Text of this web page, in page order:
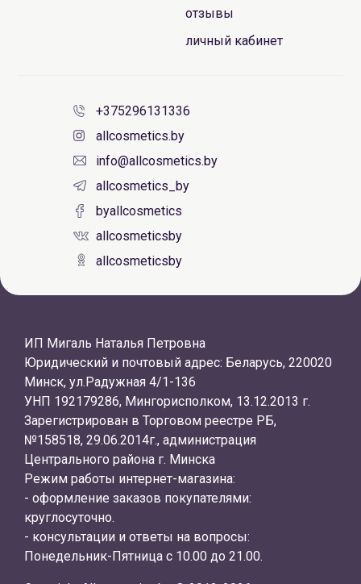
отзывы
личный кабинет
+375296131336
allcosmetics.by
info@allcosmetics.by
allcosmetics_by
byallcosmetics
allcosmeticsby
allcosmeticsby
ИП Мигаль Наталья Петровна
Юридический и почтовый адрес: Беларусь, 220020
Минск, ул.Радужная 4/1-136
УНП 192179286, Мингорисполком, 13.12.2013 г.
Зарегистрирован в Торговом реестре РБ,
№158518, 29.06.2014г., администрация
Центрального района г. Минска
Режим работы интернет-магазина:
- оформление заказов покупателями:
круглосуточно.
- консультации и ответы на вопросы:
Понедельник-Пятница с 10.00 до 21.00.